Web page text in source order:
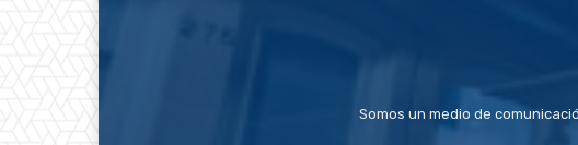
Somos un medio de